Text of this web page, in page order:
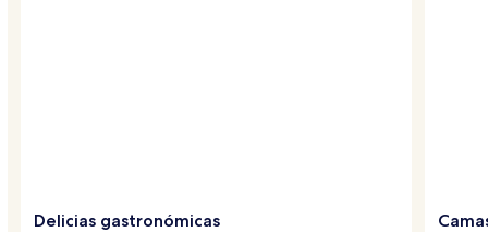
Delicias gastronómicas